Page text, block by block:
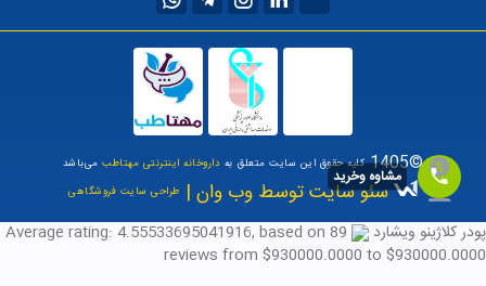
©1405 کلیه حقوق این سایت متعلق به داروخانه اینترنتی مهتاطبمی‌باشد
سئو سایت توسط وب وان | طراحی سایت فروشگاهی
پودر کلاژینو ویشارد Average rating: 4.55533695041916, based on 89
reviews from $930000.0000 to $930000.0000
مشاوه وخرید